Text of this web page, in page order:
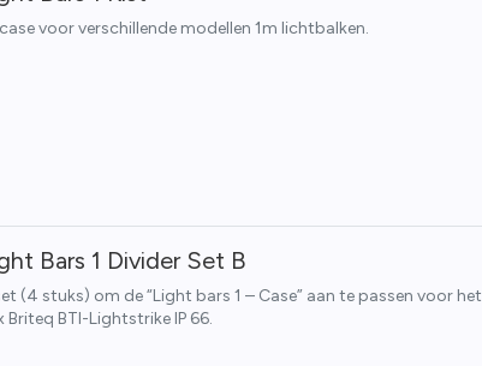
voor verschillende modellen 1m lichtbalken.
Bars 1 Divider Set B
(4 stuks) om de “Light bars 1 – Case” aan te passen voor het
BTI-Lightstrike IP 66.